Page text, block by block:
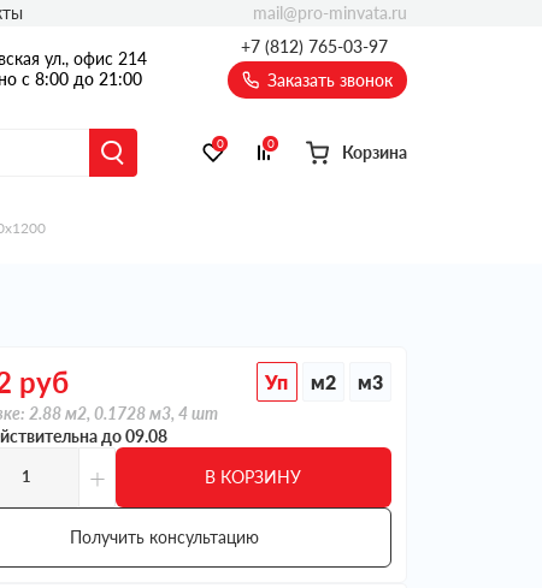
ул., офис 214
с 8:00 до 21:00
+7 (812) 765-03-97
Заказать звонок
0 0 Корзина
mail@pro-minvata.ru
руб Уп м2 м3
2.88 м2, 0.1728 м3, 4 шт
до 09.08
+ В КОРЗИНУ
Получить консультацию